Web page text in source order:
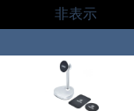
非表示